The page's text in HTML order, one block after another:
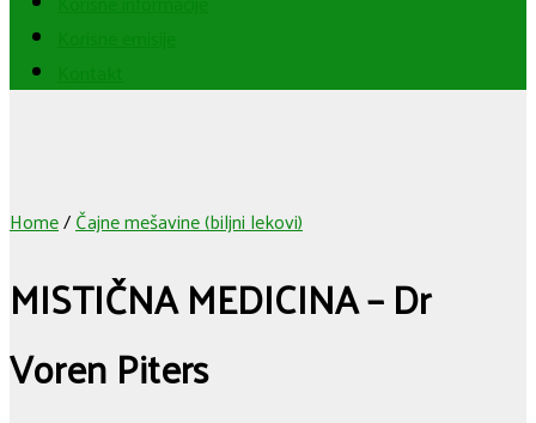
Home/Čajne mešavine (biljni lekovi)
MISTIČNA MEDICINA – Dr
Voren Piters